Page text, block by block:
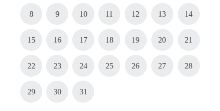
8 9 10 11 12 13 14
15 16 17 18 19 20 21
22 23 24 25 26 27 28
29 30 31